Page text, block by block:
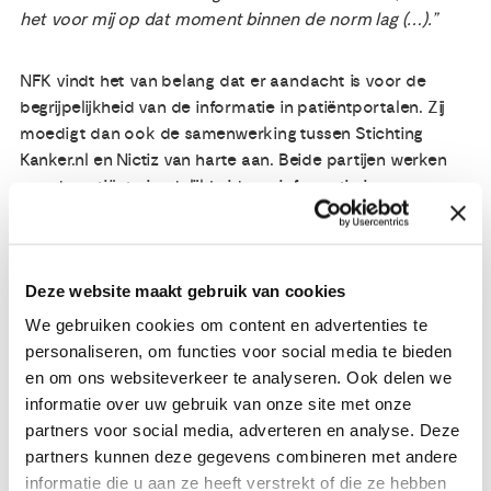
Deze website maakt gebruik van cookies
We gebruiken cookies om content en advertenties te
personaliseren, om functies voor social media te bieden
en om ons websiteverkeer te analyseren. Ook delen we
informatie over uw gebruik van onze site met onze
partners voor social media, adverteren en analyse. Deze
partners kunnen deze gegevens combineren met andere
informatie die u aan ze heeft verstrekt of die ze hebben
het voor mij op dat moment binnen de norm lag (…).”
NFK vindt het van belang dat er aandacht is voor de
begrijpelijkheid van de informatie in patiëntportalen. Zij
moedigt dan ook de samenwerking tussen Stichting
Kanker.nl en Nictiz van harte aan. Beide partijen werken
aan de patiëntvriendelijkheid van informatie in
In de peiling is ook uitgevraagd hoe kankerpatiënten
aankijken tegen het delen van hun medische informatie
tussen ziekenhuis en bij hergebruik voor
wetenschappelijk onderzoek. De peiling laat zien dat het
delen van medische informatie tussen ziekenhuizen op
de goede weg is. Van de mensen die in meerdere
ziekenhuizen kwamen is 16% van de kankerpatiënten is
nog (erg) ontevreden, en 65% is hierover (erg) tevreden.